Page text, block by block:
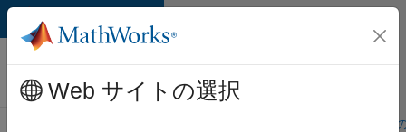
コンテンツへスキップ
MathWorks 採用
情報
学生・キャリア初期
Web サイトの選択